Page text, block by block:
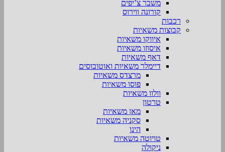
משבר צ’יפים
קורונה ווירוס
רכבות
קבוצות משאיות
איווקו משאיות
איסוזו משאיות
דאף משאיות
דיימלר משאיות ואוטובוסים
מרצדס משאיות
פוסו משאיות
וולוו משאיות
טרטון
מאן משאיות
סקניה משאיות
הינו
טויוטה משאיות
ניקולה